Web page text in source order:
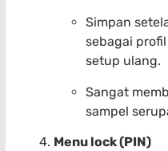
Simpan
sebagai
setup ulang.
Sangat
sampel
Menu lock (PIN)